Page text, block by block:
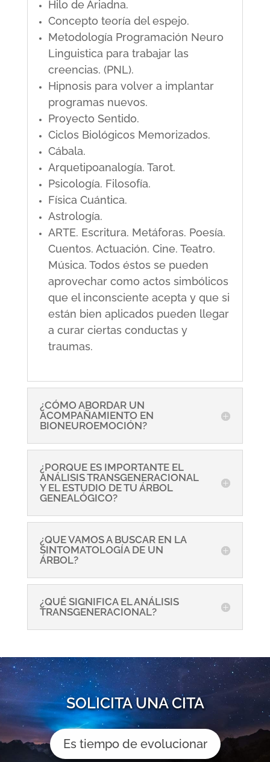
Hilo de Ariadna.
Concepto teoría del espejo.
Metodología Programación Neuro
Linguistica para trabajar las
creencias. (PNL).
Hipnosis para volver a implantar
programas nuevos.
Proyecto Sentido.
Ciclos Biológicos Memorizados.
Cábala.
Arquetipoanalogía. Tarot.
Psicología. Filosofía.
Física Cuántica.
Astrología.
ARTE. Escritura. Metáforas. Poesía.
Cuentos. Actuación. Cine. Teatro.
Música. Todos éstos se pueden
aprovechar como actos simbólicos
que el inconsciente acepta y que si
están bien aplicados pueden llegar
a curar ciertas conductas y
traumas.
¿CÓMO ABORDAR UN
ACOMPAÑAMIENTO EN
BIONEUROEMOCIÓN?
¿PORQUE ES IMPORTANTE EL
ANÁLISIS TRANSGENERACIONAL
Y EL ESTUDIO DE TU ÁRBOL
GENEALÓGICO?
¿QUE VAMOS A BUSCAR EN LA
SINTOMATOLOGÍA DE UN
ÁRBOL?
¿QUÉ SIGNIFICA EL ANÁLISIS
TRANSGENERACIONAL?
SOLICITA UNA CITA
Es tiempo de evolucionar